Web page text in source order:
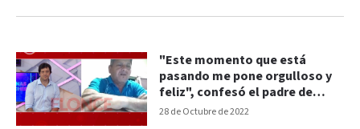
28 de Octubre de 2022
"Este momento que está
pasando me pone orgulloso y
feliz", confesó el padre de
Estigarribia